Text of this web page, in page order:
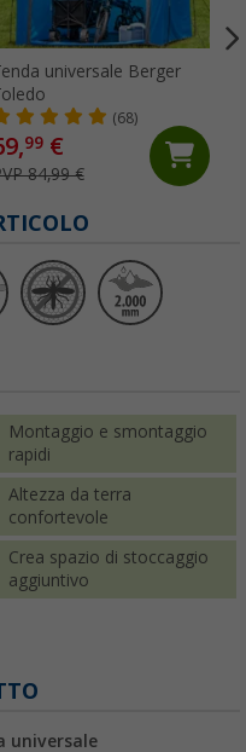
universale Berger
(68)
99€
84,99 €
Montaggio e smontaggio
rapidi
Altezza da terra
confortevole
Crea spazio di stoccaggio
aggiuntivo
universale